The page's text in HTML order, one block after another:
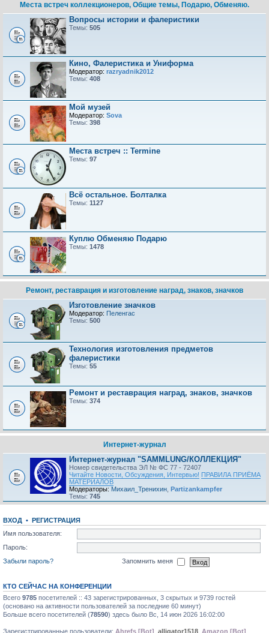
Места встреч коллекционеров, Общие темы, Подарю, Обменяю.
Вопросы истории и фалеристики
Темы: 505
Кино, Фалеристика и Униформа
Модератор: razryadnik2012
Темы: 408
Мой музей
Модератор: Sova
Темы: 398
Места встреч :: Termine
Темы: 97
Всё остальное. Болталка
Темы: 1127
Куплю Обменяю Подарю
Темы: 1478
Ремонт, реставрация и изготовление наград, знаков, значков
Изготовление значков
Модератор: Пеленгас
Темы: 500
Технология изготовления предметов
фалеристики
Темы: 55
Ремонт и реставрация наград, знаков, значков
Темы: 374
Интернет-журнал
Интернет-журнал "SAMMLUNG/КОЛЛЕКЦИЯ"
Номер свидетельства ЭЛ № ФС 77 - 72407
Читайте Новости, Обсуждения, Интервью! ПРАВИЛА ПРИЁМА
МАТЕРИАЛОВ
Модераторы: Михаил_Тренихин Partizankampfer
Темы: 745
ВХОД • РЕГИСТРАЦИЯ
Имя пользователя:
Пароль:
Забыли пароль?
Запомнить меня
КТО СЕЙЧАС НА КОНФЕРЕНЦИИ
Всего 9785 посетителей :: 43 зарегистрированных, 3 скрытых и 9739 гостей
(основано на активности пользователей за последние 60 минут)
Больше всего посетителей (78590) здесь было Вс, 14 июн 2026 16:02:00
Зарегистрированные пользователи: Ahrefs [Bot] alligator1518 Amazon [Bot]